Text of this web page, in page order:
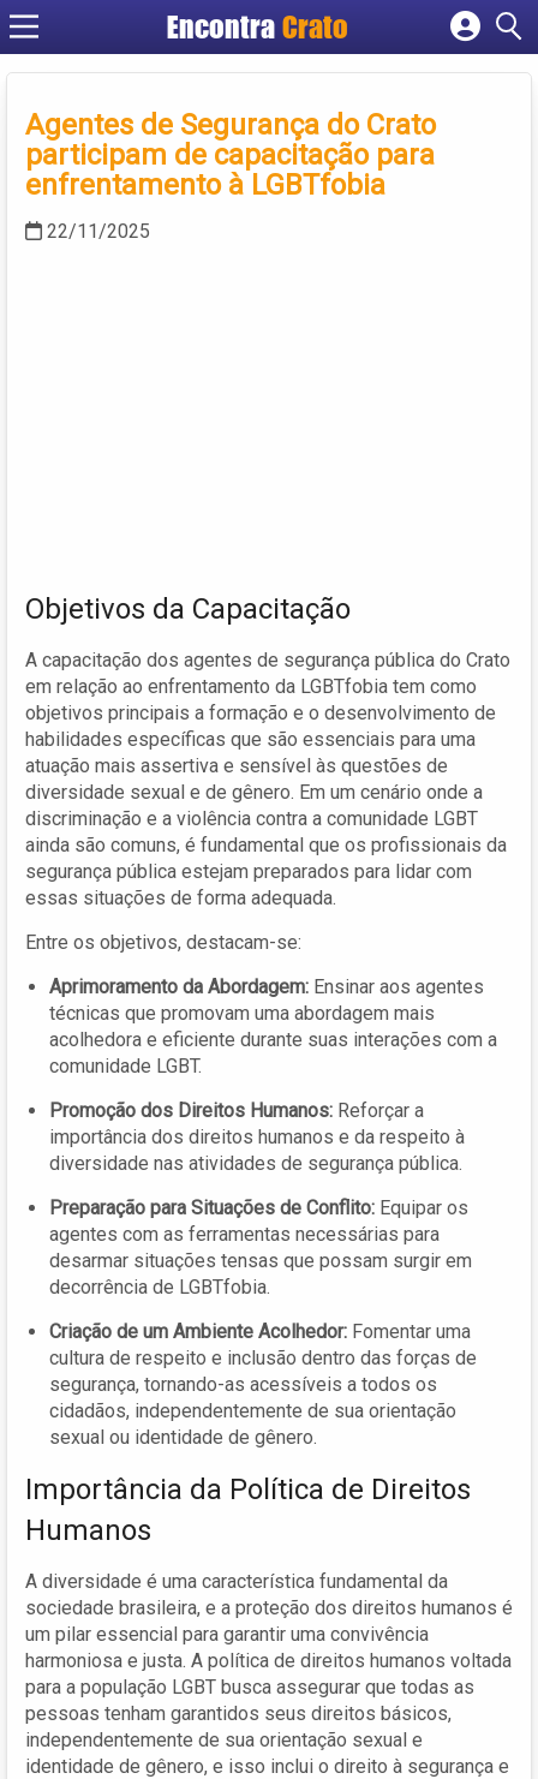
Encontra Crato
Cadastrar empresa
Criar conta
Agentes de Segurança do Crato
participam de capacitação para
enfrentamento à LGBTfobia
22/11/2025
Objetivos da Capacitação
A capacitação dos agentes de segurança pública do Crato
em relação ao enfrentamento da LGBTfobia tem como
objetivos principais a formação e o desenvolvimento de
habilidades específicas que são essenciais para uma
atuação mais assertiva e sensível às questões de
diversidade sexual e de gênero. Em um cenário onde a
discriminação e a violência contra a comunidade LGBT
ainda são comuns, é fundamental que os profissionais da
segurança pública estejam preparados para lidar com
essas situações de forma adequada.
Entre os objetivos, destacam-se:
Aprimoramento da Abordagem: Ensinar aos agentes
técnicas que promovam uma abordagem mais
acolhedora e eficiente durante suas interações com a
comunidade LGBT.
Promoção dos Direitos Humanos: Reforçar a
importância dos direitos humanos e da respeito à
diversidade nas atividades de segurança pública.
Preparação para Situações de Conflito: Equipar os
agentes com as ferramentas necessárias para
desarmar situações tensas que possam surgir em
decorrência de LGBTfobia.
Criação de um Ambiente Acolhedor: Fomentar uma
cultura de respeito e inclusão dentro das forças de
segurança, tornando-as acessíveis a todos os
cidadãos, independentemente de sua orientação
sexual ou identidade de gênero.
Importância da Política de Direitos
Humanos
A diversidade é uma característica fundamental da
sociedade brasileira, e a proteção dos direitos humanos é
um pilar essencial para garantir uma convivência
harmoniosa e justa. A política de direitos humanos voltada
para a população LGBT busca assegurar que todas as
pessoas tenham garantidos seus direitos básicos,
independentemente de sua orientação sexual e
identidade de gênero, e isso inclui o direito à segurança e